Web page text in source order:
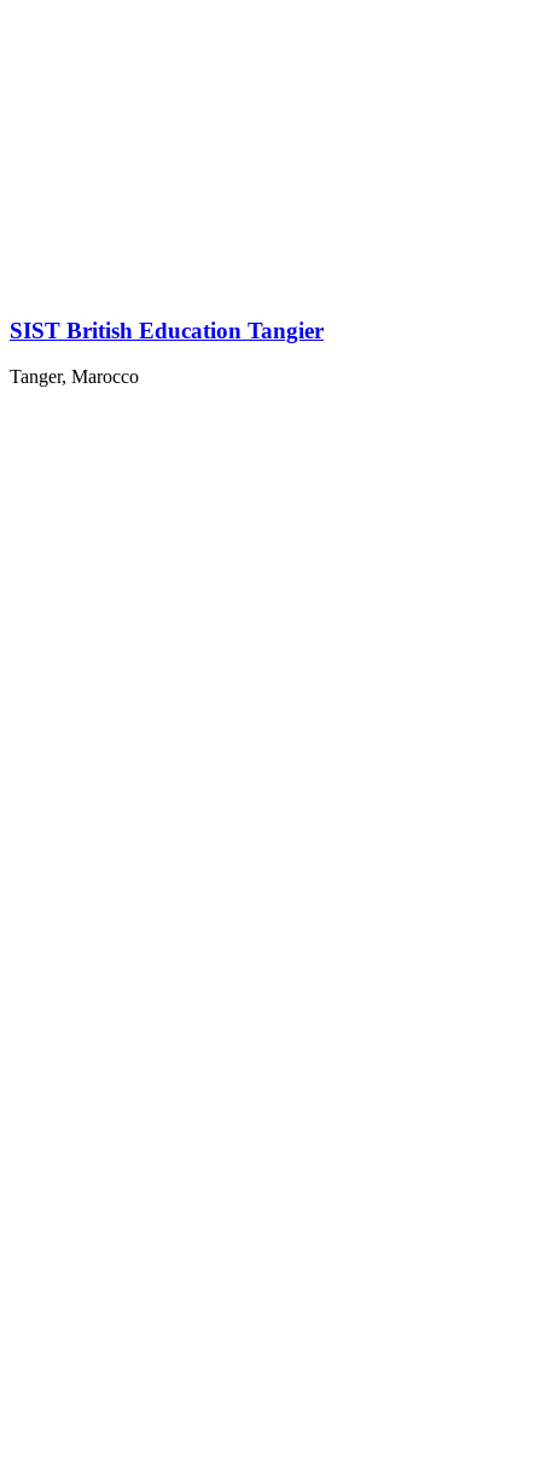
SIST British Education Tangier
Tanger, Marocco